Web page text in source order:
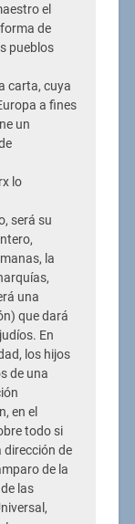
el
de
pueblos
carta, cuya
a fines
un
lo
será su
la
una
que dará
En
los hijos
de una
en el
todo si
dirección de
de la
las